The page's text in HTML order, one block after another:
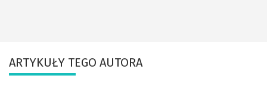
ARTYKUŁY TEGO AUTORA